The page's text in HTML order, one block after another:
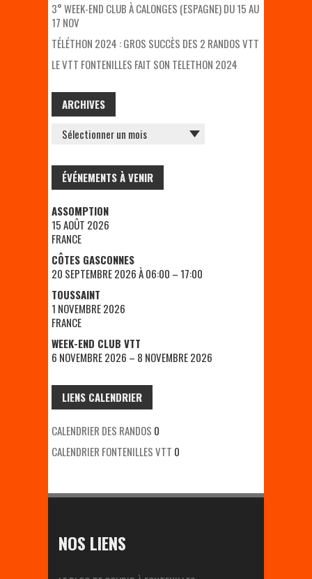
3° WEEK-END CLUB À CALONGES (ESPAGNE) DU 15 AU
17 NOV
TÉLÉTHON 2024 : GROS SUCCÈS DES 2 RANDOS VTT
LE VTT FONTENILLES FAIT SON TELETHON 2024
ARCHIVES
ARCHIVES
ÉVÉNEMENTS À VENIR
ASSOMPTION
15 AOÛT 2026
FRANCE
CÔTES GASCONNES
20 SEPTEMBRE 2026 À 06:00 – 17:00
TOUSSAINT
1 NOVEMBRE 2026
FRANCE
WEEK-END CLUB VTT
6 NOVEMBRE 2026 – 8 NOVEMBRE 2026
LIENS CALENDRIER
CALENDRIER DES RANDOS 0
CALENDRIER FONTENILLES VTT 0
NOS LIENS